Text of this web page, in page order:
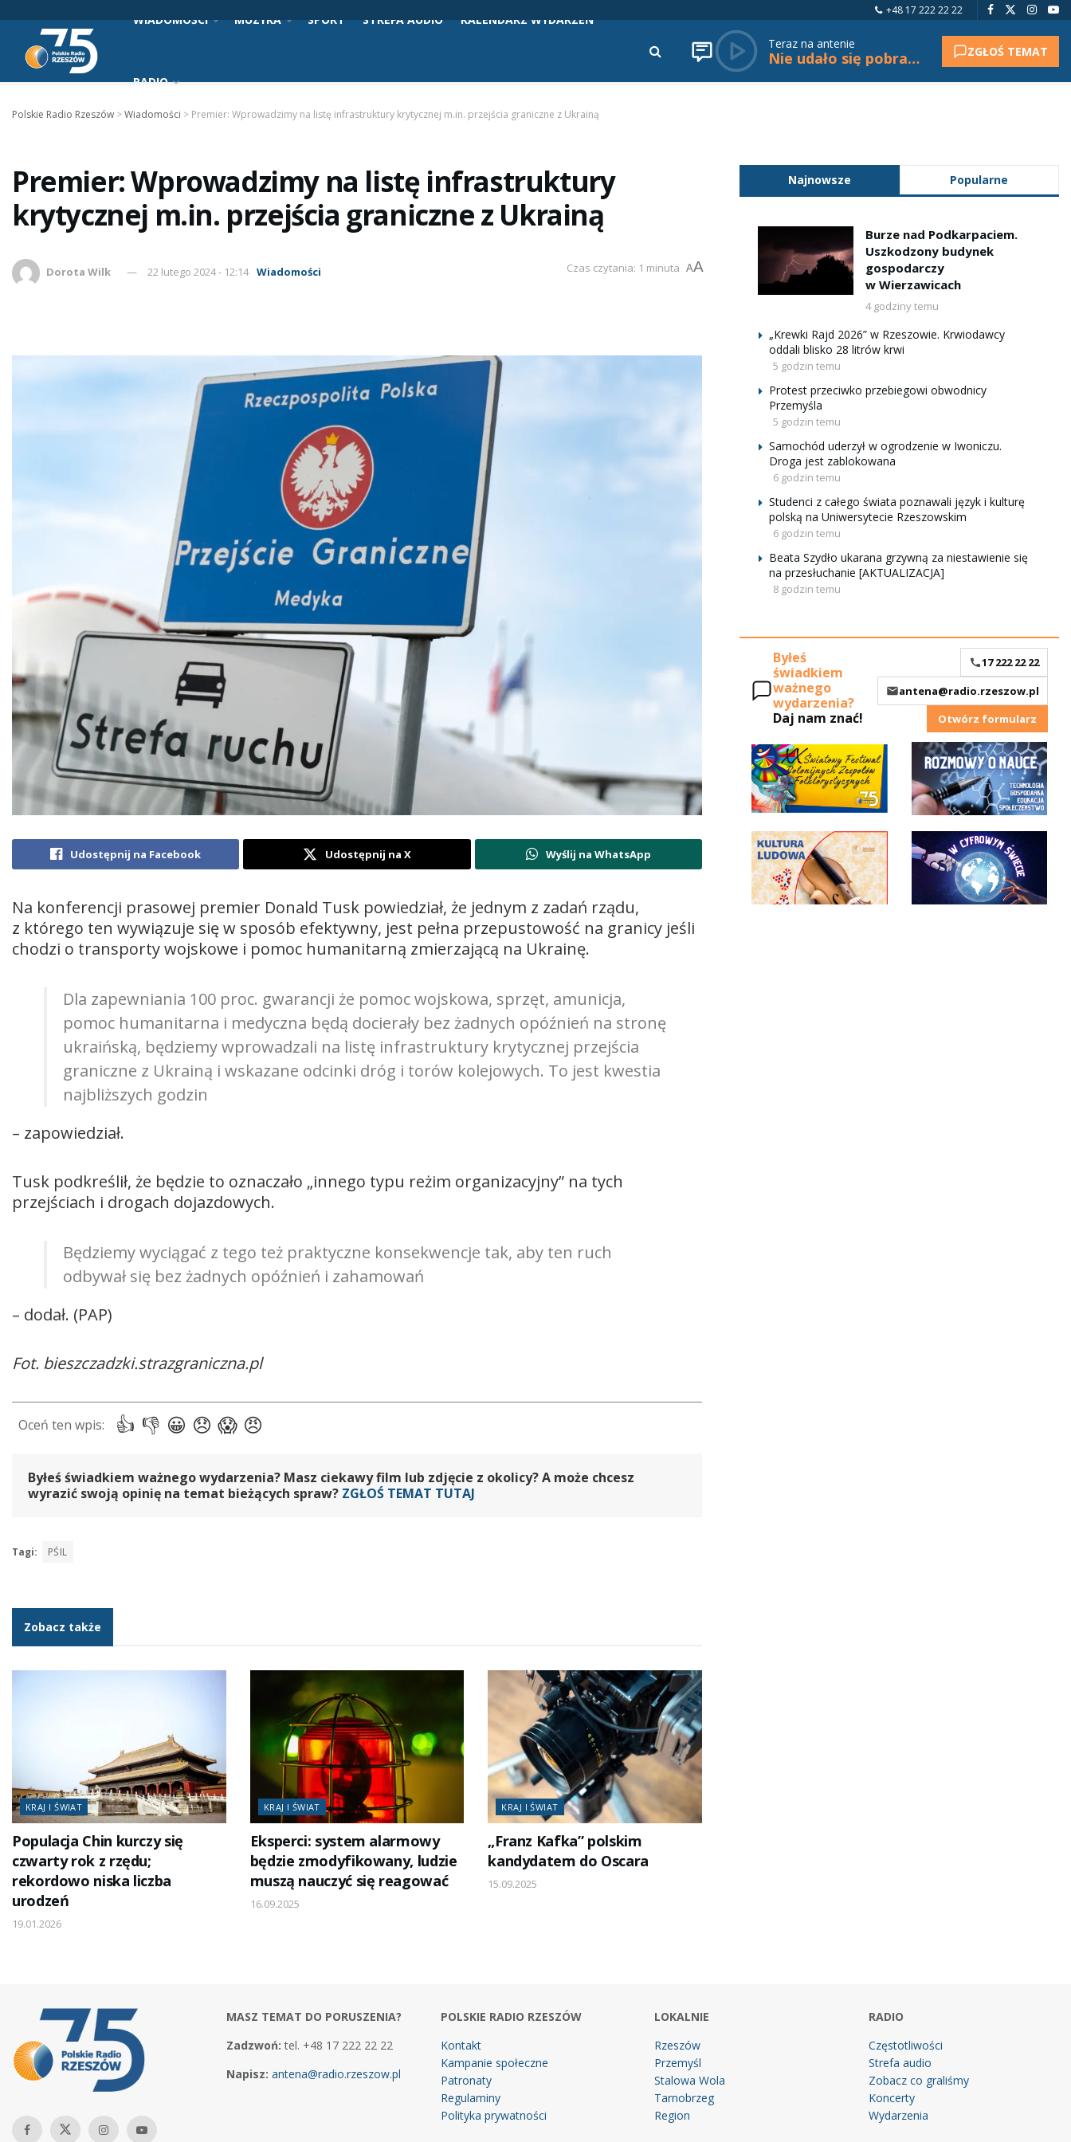
+48 17 222 22 22
WIADOMOŚCI MUZYKA SPORT STREFA AUDIO KALENDARZ WYDARZEŃ
RADIO
Teraz na antenie
Nie udało się pobrać tytułu. ZGŁOŚ TEMAT
Polskie Radio Rzeszów >Wiadomości > Premier: Wprowadzimy na listę infrastruktury krytycznej m.in. przejścia graniczne z Ukrainą
Premier: Wprowadzimy na listę infrastruktury
krytycznej m.in. przejścia graniczne z Ukrainą
Dorota Wilk 22 lutego 2024 - 12:14 Wiadomości Czas czytania: 1 minuta AA
Udostępnij na Facebook Udostępnij na X Wyślij na WhatsApp
Na konferencji prasowej premier Donald Tusk powiedział, że jednym z zadań rządu,
z którego ten wywiązuje się w sposób efektywny, jest pełna przepustowość na granicy jeśli
chodzi o transporty wojskowe i pomoc humanitarną zmierzającą na Ukrainę.
Dla zapewniania 100 proc. gwarancji że pomoc wojskowa, sprzęt, amunicja,
pomoc humanitarna i medyczna będą docierały bez żadnych opóźnień na stronę
ukraińską, będziemy wprowadzali na listę infrastruktury krytycznej przejścia
graniczne z Ukrainą i wskazane odcinki dróg i torów kolejowych. To jest kwestia
najbliższych godzin
– zapowiedział.
Tusk podkreślił, że będzie to oznaczało „innego typu reżim organizacyjny” na tych
przejściach i drogach dojazdowych.
Będziemy wyciągać z tego też praktyczne konsekwencje tak, aby ten ruch
odbywał się bez żadnych opóźnień i zahamowań
– dodał. (PAP)
Fot. bieszczadzki.strazgraniczna.pl
Byłeś świadkiem ważnego wydarzenia? Masz ciekawy film lub zdjęcie z okolicy? A może chcesz
wyrazić swoją opinię na temat bieżących spraw? ZGŁOŚ TEMAT TUTAJ
Tagi: PŚIL
Zobacz także
KRAJ I ŚWIAT
Populacja Chin kurczy się
czwarty rok z rzędu;
rekordowo niska liczba
urodzeń
19.01.2026
KRAJ I ŚWIAT
Eksperci: system alarmowy
będzie zmodyfikowany, ludzie
muszą nauczyć się reagować
16.09.2025
KRAJ I ŚWIAT
„Franz Kafka” polskim
kandydatem do Oscara
15.09.2025
Najnowsze Popularne
Burze nad Podkarpaciem.
Uszkodzony budynek
gospodarczy
w Wierzawicach
4 godziny temu
„Krewki Rajd 2026” w Rzeszowie. Krwiodawcy
oddali blisko 28 litrów krwi
5 godzin temu
Protest przeciwko przebiegowi obwodnicy
Przemyśla
5 godzin temu
Samochód uderzył w ogrodzenie w Iwoniczu.
Droga jest zablokowana
6 godzin temu
Studenci z całego świata poznawali język i kulturę
polską na Uniwersytecie Rzeszowskim
6 godzin temu
Beata Szydło ukarana grzywną za niestawienie się
na przesłuchanie [AKTUALIZACJA]
8 godzin temu
Byłeś
świadkiem
ważnego
wydarzenia?
Daj nam znać!
17 222 22 22
antena@radio.rzeszow.pl
Otwórz formularz
MASZ TEMAT DO PORUSZENIA?
Zadzwoń: tel. +48 17 222 22 22
Napisz: antena@radio.rzeszow.pl
POLSKIE RADIO RZESZÓW
Kontakt
Kampanie społeczne
Patronaty
Regulaminy
Polityka prywatności
LOKALNIE
Rzeszów
Przemyśl
Stalowa Wola
Tarnobrzeg
Region
RADIO
Częstotliwości
Strefa audio
Zobacz co graliśmy
Koncerty
Wydarzenia